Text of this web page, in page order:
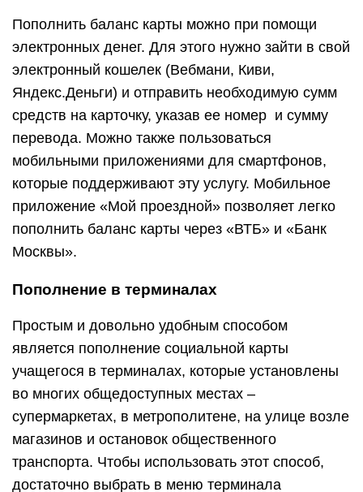
Пополнить баланс карты можно при помощи
электронных денег. Для этого нужно зайти в свой
электронный кошелек (Вебмани, Киви,
Яндекс.Деньги) и отправить необходимую сумм
средств на карточку, указав ее номер и сумму
перевода. Можно также пользоваться
мобильными приложениями для смартфонов,
которые поддерживают эту услугу. Мобильное
приложение «Мой проездной» позволяет легко
пополнить баланс карты через «ВТБ» и «Банк
Москвы».
Пополнение в терминалах
Простым и довольно удобным способом
является пополнение социальной карты
учащегося в терминалах, которые установлены
во многих общедоступных местах –
супермаркетах, в метрополитене, на улице возле
магазинов и остановок общественного
транспорта. Чтобы использовать этот способ,
достаточно выбрать в меню терминала